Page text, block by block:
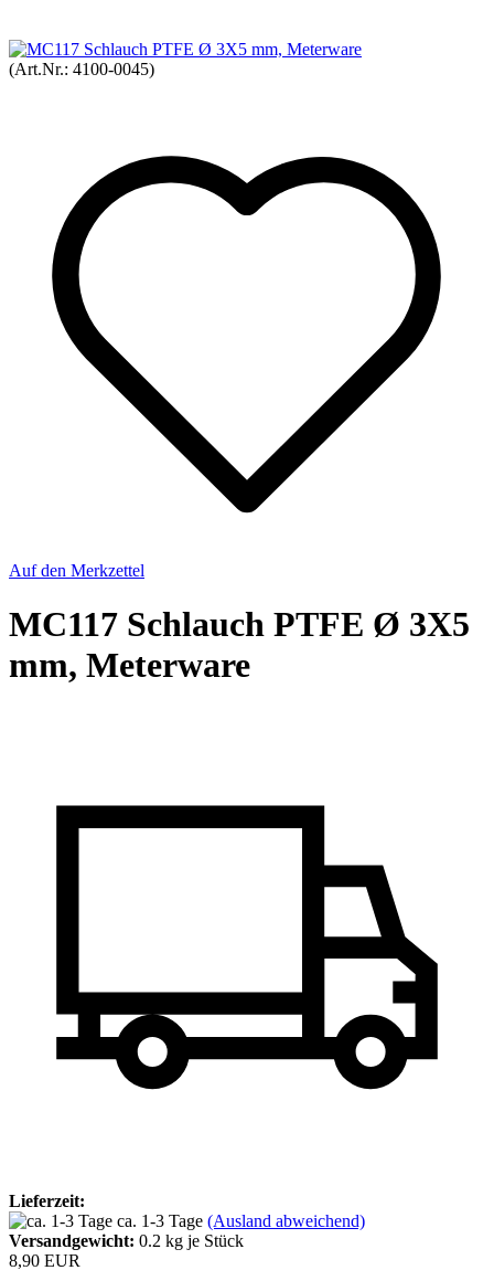
(Art.Nr.: 4100-0045)
Auf den Merkzettel
MC117 Schlauch PTFE Ø 3X5
mm, Meterware
Lieferzeit:
ca. 1-3 Tage (Ausland abweichend)
Versandgewicht: 0.2 kg je Stück
8,90 EUR